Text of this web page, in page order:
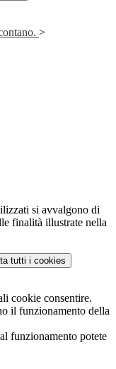
>
si avvalgono di
finalità illustrate nella
tutti i cookies
cookie consentire.
il funzionamento della
funzionamento potete